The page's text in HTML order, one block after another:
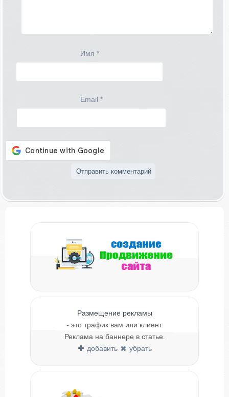
Имя *
Email *
Размещение рекламы
- это трафик вам или клиент.
Реклама на баннере в статье.
добавить
убрать